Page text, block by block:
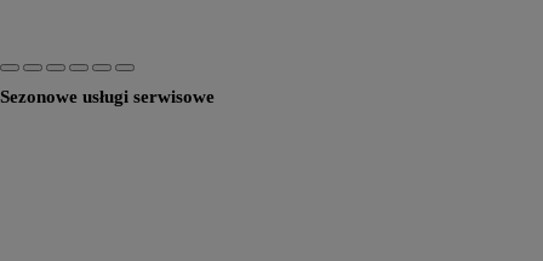
Sezonowe usługi serwisowe